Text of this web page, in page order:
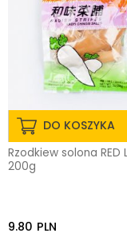
DO KOSZYKA
Rzodkiew solona RED
200g
9.80 PLN